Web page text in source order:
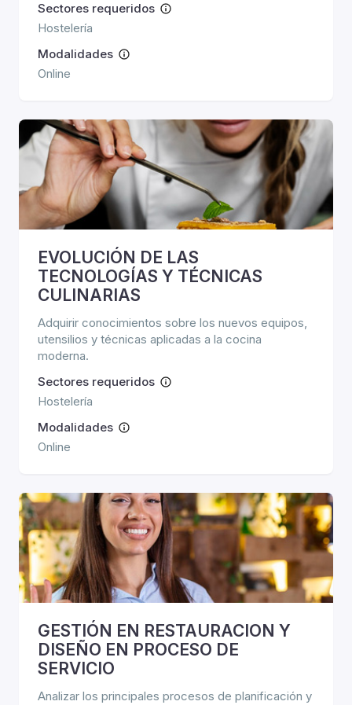
Sectores requeridos
Hostelería
Modalidades
Online
EVOLUCIÓN DE LAS
TECNOLOGÍAS Y TÉCNICAS
CULINARIAS
Adquirir conocimientos sobre los nuevos equipos,
utensilios y técnicas aplicadas a la cocina
moderna.
Sectores requeridos
Hostelería
Modalidades
Online
GESTIÓN EN RESTAURACION Y
DISEÑO EN PROCESO DE
SERVICIO
Analizar los principales procesos de planificación y